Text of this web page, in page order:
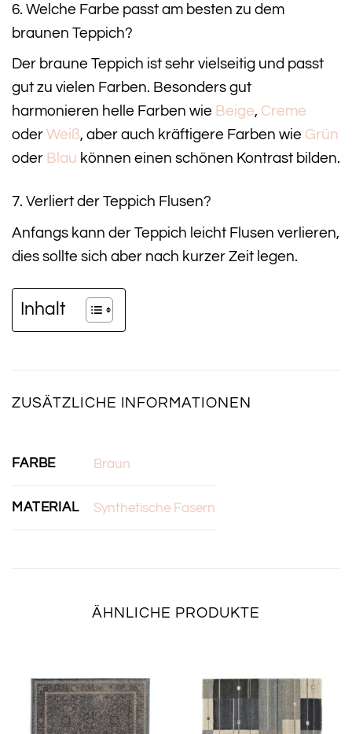
6. Welche Farbe passt am besten zu dem
braunen Teppich?
Der braune Teppich ist sehr vielseitig und passt
gut zu vielen Farben. Besonders gut
harmonieren helle Farben wie Beige, Creme
oder Weiß, aber auch kräftigere Farben wie Grün
oder Blau können einen schönen Kontrast bilden.
7. Verliert der Teppich Flusen?
Anfangs kann der Teppich leicht Flusen verlieren,
dies sollte sich aber nach kurzer Zeit legen.
Inhalt
ZUSÄTZLICHE INFORMATIONEN
FARBE Braun
MATERIAL Synthetische Fasern
ÄHNLICHE PRODUKTE